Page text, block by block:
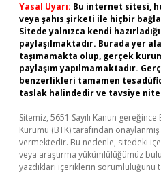
Yasal Uyarı: Bu internet sitesi,
veya şahıs şirketi ile hiçbir
Sitede yalnızca kendi
paylaşılmaktadır. Burada yer
taşımamakta olup, gerçek
paylaşım yapılmamaktadır.
benzerlikleri tamamen
taslak halindedir ve tavsiye
Sitemiz, 5651 Sayılı Kanun
Kurumu (BTK) tarafından
vermektedir. Bu nedenle, sitedeki
veya araştırma yükümlülüğümüz
yazdıkları içeriklerin sorumluluğunu